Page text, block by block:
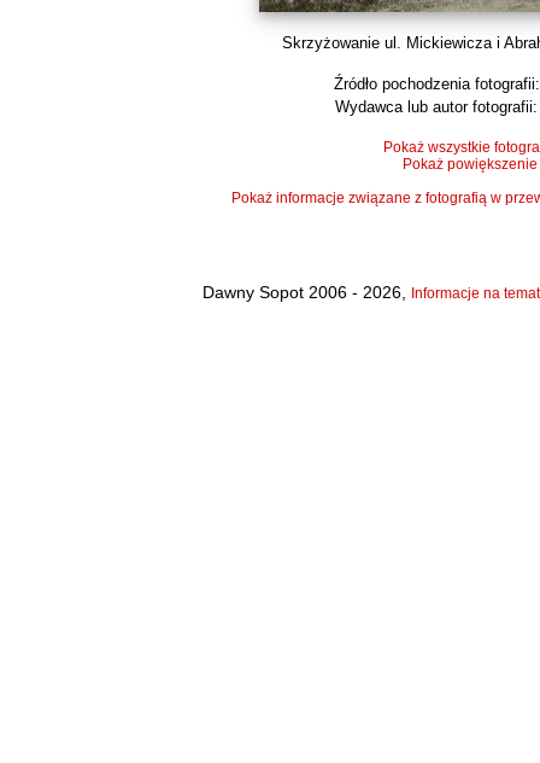
Skrzyżowanie ul. Mickiewicza i
Źródło pochodzenia fotografii:
Wydawca lub autor fotografii:
Pokaż wszystkie
Pokaż powiększenie
Pokaż informacje związane z fotografią w
Dawny Sopot 2006 - 2026, Informacje na